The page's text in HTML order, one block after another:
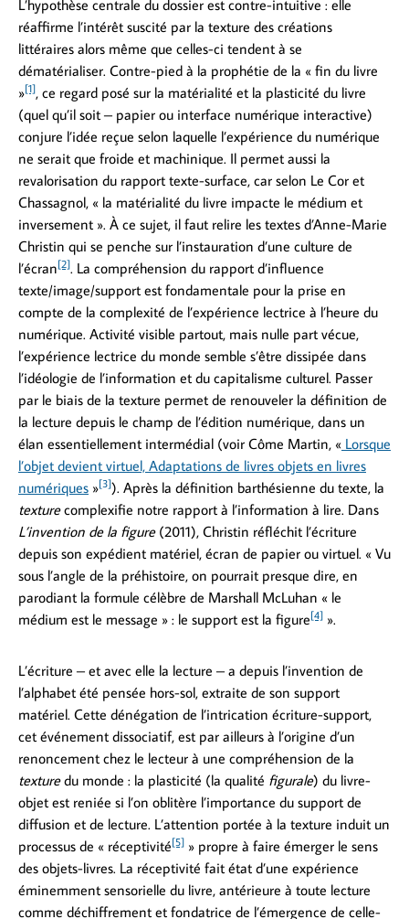
L’hypothèse centrale du dossier est contre-intuitive : elle
réaffirme l’intérêt suscité par la texture des créations
littéraires alors même que celles-ci tendent à se
dématérialiser. Contre-pied à la prophétie de la « fin du livre
»[1], ce regard posé sur la matérialité et la plasticité du livre
(quel qu’il soit – papier ou interface numérique interactive)
conjure l’idée reçue selon laquelle l’expérience du numérique
ne serait que froide et machinique. Il permet aussi la
revalorisation du rapport texte-surface, car selon Le Cor et
Chassagnol, « la matérialité du livre impacte le médium et
inversement ». À ce sujet, il faut relire les textes d’Anne-Marie
Christin qui se penche sur l’instauration d’une culture de
l’écran[2]. La compréhension du rapport d’influence
texte/image/support est fondamentale pour la prise en
compte de la complexité de l’expérience lectrice à l’heure du
numérique. Activité visible partout, mais nulle part vécue,
l’expérience lectrice du monde semble s’être dissipée dans
l’idéologie de l’information et du capitalisme culturel. Passer
par le biais de la texture permet de renouveler la définition de
la lecture depuis le champ de l’édition numérique, dans un
élan essentiellement intermédial (voir Côme Martin, « Lorsque
l’objet devient virtuel, Adaptations de livres objets en livres
numériques »[3]). Après la définition barthésienne du texte, la
texturecomplexifie notre rapport à l’information à lire. Dans
L’invention de la figure(2011), Christin réfléchit l’écriture
depuis son expédient matériel, écran de papier ou virtuel. « Vu
sous l’angle de la préhistoire, on pourrait presque dire, en
parodiant la formule célèbre de Marshall McLuhan « le
médium est le message » : le support est la figure[4] ».
L’écriture – et avec elle la lecture – a depuis l’invention de
l’alphabet été pensée hors-sol, extraite de son support
matériel. Cette dénégation de l’intrication écriture-support,
cet événement dissociatif, est par ailleurs à l’origine d’un
renoncement chez le lecteur à une compréhension de la
texturedu monde : la plasticité (la qualité figurale) du livre-
objet est reniée si l’on oblitère l’importance du support de
diffusion et de lecture. L’attention portée à la texture induit un
processus de « réceptivité[5] » propre à faire émerger le sens
des objets-livres. La réceptivité fait état d’une expérience
éminemment sensorielle du livre, antérieure à toute lecture
comme déchiffrement et fondatrice de l’émergence de celle-